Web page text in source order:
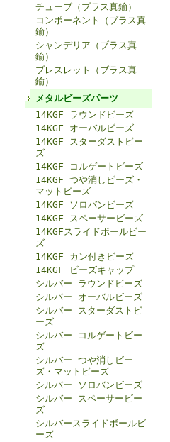
チューブ（ブラス真鍮）
コンポーネント（ブラス真
鍮）
シャンデリア（ブラス真
鍮）
ブレスレット（ブラス真
鍮）
メタルビーズパーツ
14KGF ラウンドビーズ
14KGF オーバルビーズ
14KGF スターダストビー
ズ
14KGF コルゲートビーズ
14KGF つや消しビーズ・
マットビーズ
14KGF ソロバンビーズ
14KGF スペーサービーズ
14KGFスライドボールビー
ズ
14KGF カン付きビーズ
14KGF ビーズキャップ
シルバー ラウンドビーズ
シルバー オーバルビーズ
シルバー スターダストビ
ーズ
シルバー コルゲートビー
ズ
シルバー つや消しビー
ズ・マットビーズ
シルバー ソロバンビーズ
シルバー スペーサービー
ズ
シルバースライドボールビ
ーズ